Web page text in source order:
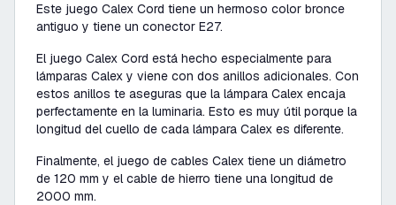
Este juego Calex Cord tiene un hermoso color bronce
antiguo y tiene un conector E27.
El juego Calex Cord está hecho especialmente para
lámparas Calex y viene con dos anillos adicionales. Con
estos anillos te aseguras que la lámpara Calex encaja
perfectamente en la luminaria. Esto es muy útil porque la
longitud del cuello de cada lámpara Calex es diferente.
Finalmente, el juego de cables Calex tiene un diámetro
de 120 mm y el cable de hierro tiene una longitud de
2000 mm.